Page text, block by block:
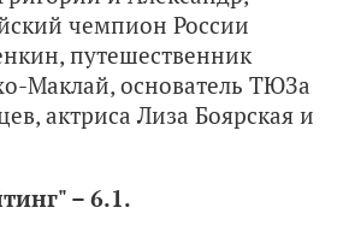
чемпион России
путешественник
Маклай, основатель ТЮЗа
актриса Лиза Боярская и
– 6.1.